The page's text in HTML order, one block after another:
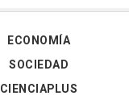
ECONOMÍA
SOCIEDAD
CIENCIAPLUS